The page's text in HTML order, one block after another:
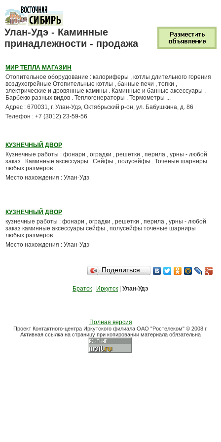
Улан-Удэ - Каминные
принадлежности - продажа
МИР ТЕПЛА МАГАЗИН
Отопительное оборудование : калориферы , котлы длительного горения
воздухогрейные Отопительные котлы , банные печи , топки ,
электрические и дровянные камины . Каминные и банные аксессуары .
Барбекю разных видов . Теплогенераторы . Термометры ...
Адрес : 670031, г. Улан-Удэ, Октябрьский р-он, ул. Бабушкина, д. 86
Телефон : +7 (3012) 23-59-56
КУЗНЕЧНЫЙ ДВОР
Кузнечные работы : фонари , оградки , решетки , перила , урны - любой
заказ . Каминные аксессуары . Сейфы , полусейфы . Точеные шарниры
любых размеров . ...
Место нахождения : Улан-Удэ
КУЗНЕЧНЫЙ ДВОР
кузнечные работы : фонари , оградки , решетки , перила , урны - любой
заказ каминные аксессуары сейфы , полусейфы точеные шарниры
любых размеров ...
Место нахождения : Улан-Удэ
Поделиться…
Братск Иркутск Улан-Удэ
Полная версия
Проект Контактного-центра Иркутского филиала ОАО "Ростелеком" © 2008 г.
Активная ссылка на страницу при копировании материала обязательна